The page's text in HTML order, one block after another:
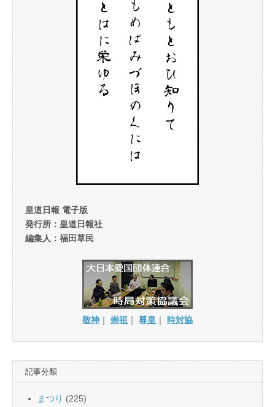
皇道日報 電子版
発行所：皇道日報社
編集人：福田草民
敬神 ｜ 崇祖 ｜ 尊皇 ｜ 時対協
記事分類
まつり (225)